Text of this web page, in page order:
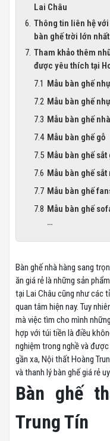
Lai Châu
Thông tin liên hệ
bàn ghế trời lớn
Tham khảo thêm
được yêu thích tại
Mẫu bàn ghế
Mẫu bàn ghế
Mẫu bàn ghế
Mẫu bàn ghế gỗ
Mẫu bàn ghế sắt
Mẫu bàn ghế sắt
Mẫu bàn ghế
Mẫu bàn ghế
…
Bàn ghế nhà hàng sang
ăn giá rẻ là những sản
tại Lai Châu cũng như các
quan tâm hiện nay. Tuy
mà việc tìm cho mình
hợp với túi tiền là điều
nghiệm trong nghề và
gần xa, Nội thất Hoàng
và thanh lý bàn ghế giá rẻ
Bàn ghế
Trung Tín